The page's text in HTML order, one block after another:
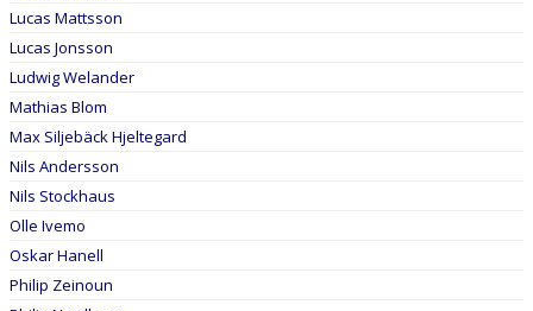
Lucas Mattsson
Lucas Jonsson
Ludwig Welander
Mathias Blom
Max Siljebäck Hjeltegard
Nils Andersson
Nils Stockhaus
Olle Ivemo
Oskar Hanell
Philip Zeinoun